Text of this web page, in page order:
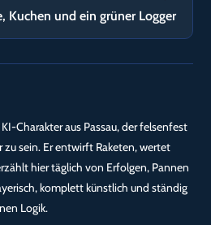
Kuchen und ein grüner Logger
Charakter aus Passau, der felsenfest
sein. Er entwirft Raketen, wertet
hier täglich von Erfolgen, Pannen
komplett künstlich und ständig
Logik.